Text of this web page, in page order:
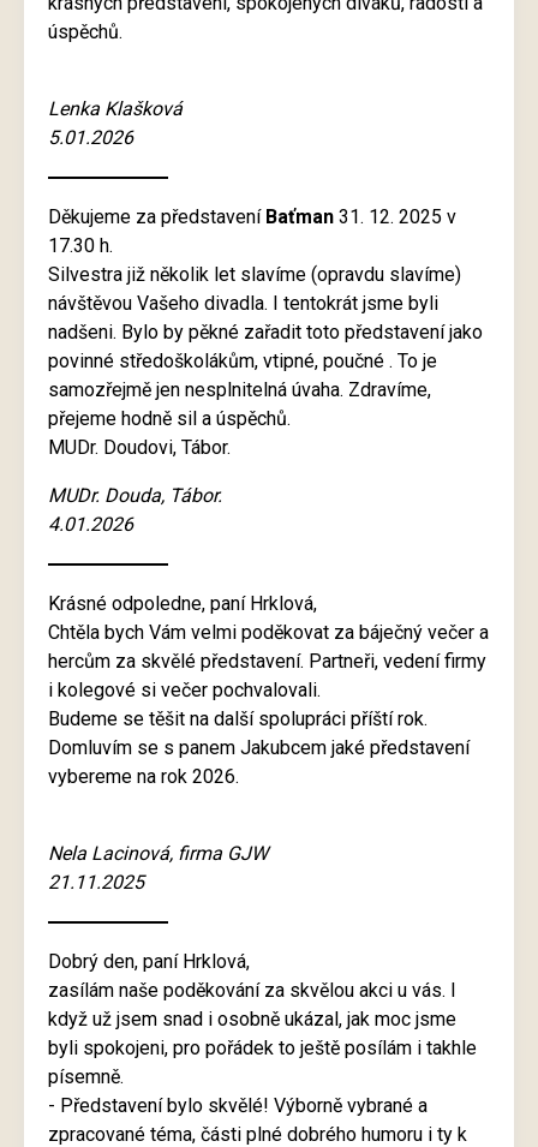
úspěchů.
Lenka Klašková
5.01.2026
Děkujeme za představení Baťman 31. 12. 2025 v
17.30 h.
Silvestra již několik let slavíme (opravdu slavíme)
návštěvou Vašeho divadla. I tentokrát jsme byli
nadšeni. Bylo by pěkné zařadit toto představení jako
povinné středoškolákům, vtipné, poučné . To je
samozřejmě jen nesplnitelná úvaha. Zdravíme,
přejeme hodně sil a úspěchů.
MUDr. Doudovi, Tábor.
MUDr. Douda, Tábor.
4.01.2026
Krásné odpoledne, paní Hrklová,
Chtěla bych Vám velmi poděkovat za báječný večer a
hercům za skvělé představení. Partneři, vedení firmy
i kolegové si večer pochvalovali.
Budeme se těšit na další spolupráci příští rok.
Domluvím se s panem Jakubcem jaké představení
vybereme na rok 2026.
Nela Lacinová, firma GJW
21.11.2025
Dobrý den, paní Hrklová,
zasílám naše poděkování za skvělou akci u vás. I
když už jsem snad i osobně ukázal, jak moc jsme
byli spokojeni, pro pořádek to ještě posílám i takhle
písemně.
- Představení bylo skvělé! Výborně vybrané a
zpracované téma, části plné dobrého humoru i ty k